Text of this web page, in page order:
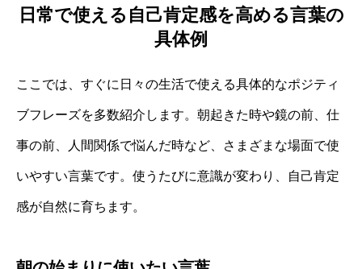
日常で使える自己肯定感を高める言葉の
具体例
ここでは、すぐに日々の生活で使える具体的なポジティ
ブフレーズを多数紹介します。朝起きた時や鏡の前、仕
事の前、人間関係で悩んだ時など、さまざまな場面で使
いやすい言葉です。使うたびに意識が変わり、自己肯定
感が自然に育ちます。